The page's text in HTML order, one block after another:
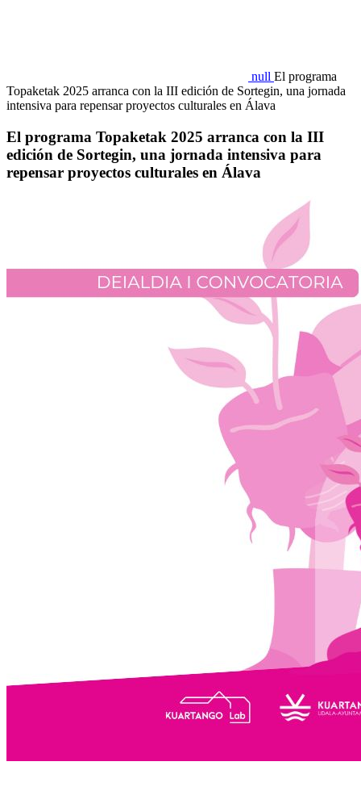
null El programa
Topaketak 2025 arranca con la III edición de Sortegin, una jornada
intensiva para repensar proyectos culturales en Álava
El programa Topaketak 2025 arranca con la III
edición de Sortegin, una jornada intensiva para
repensar proyectos culturales en Álava